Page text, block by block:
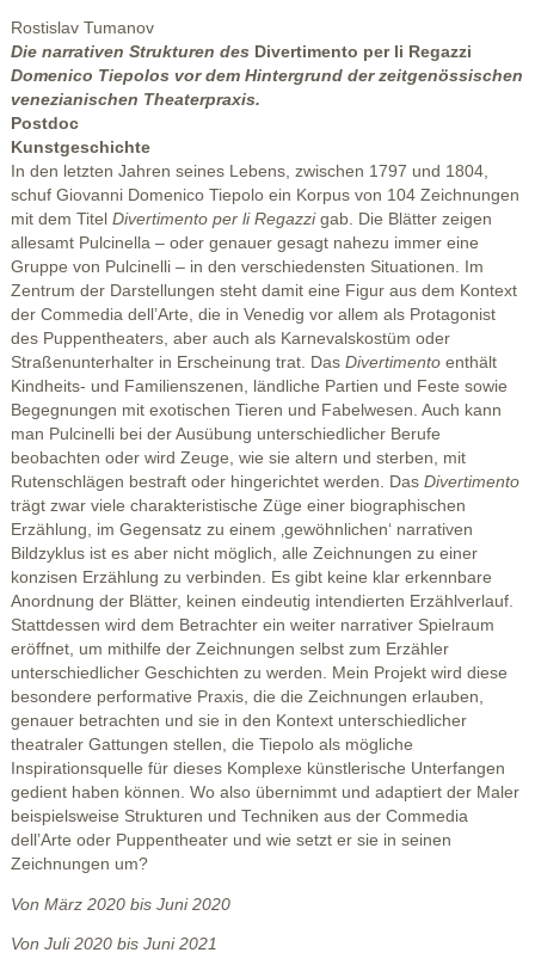
Rostislav Tumanov
Die narrativen Strukturen des Divertimento per li Regazzi
Domenico Tiepolos vor dem Hintergrund der zeitgenössischen
venezianischen Theaterpraxis.
Postdoc
Kunstgeschichte
In den letzten Jahren seines Lebens, zwischen 1797 und 1804,
schuf Giovanni Domenico Tiepolo ein Korpus von 104 Zeichnungen
mit dem Titel Divertimento per li Regazzigab. Die Blätter zeigen
allesamt Pulcinella – oder genauer gesagt nahezu immer eine
Gruppe von Pulcinelli – in den verschiedensten Situationen. Im
Zentrum der Darstellungen steht damit eine Figur aus dem Kontext
der Commedia dell’Arte, die in Venedig vor allem als Protagonist
des Puppentheaters, aber auch als Karnevalskostüm oder
Straßenunterhalter in Erscheinung trat. Das Divertimentoenthält
Kindheits- und Familienszenen, ländliche Partien und Feste sowie
Begegnungen mit exotischen Tieren und Fabelwesen. Auch kann
man Pulcinelli bei der Ausübung unterschiedlicher Berufe
beobachten oder wird Zeuge, wie sie altern und sterben, mit
Rutenschlägen bestraft oder hingerichtet werden. Das Divertimento
trägt zwar viele charakteristische Züge einer biographischen
Erzählung, im Gegensatz zu einem ‚gewöhnlichen‘ narrativen
Bildzyklus ist es aber nicht möglich, alle Zeichnungen zu einer
konzisen Erzählung zu verbinden. Es gibt keine klar erkennbare
Anordnung der Blätter, keinen eindeutig intendierten Erzählverlauf.
Stattdessen wird dem Betrachter ein weiter narrativer Spielraum
eröffnet, um mithilfe der Zeichnungen selbst zum Erzähler
unterschiedlicher Geschichten zu werden. Mein Projekt wird diese
besondere performative Praxis, die die Zeichnungen erlauben,
genauer betrachten und sie in den Kontext unterschiedlicher
theatraler Gattungen stellen, die Tiepolo als mögliche
Inspirationsquelle für dieses Komplexe künstlerische Unterfangen
gedient haben können. Wo also übernimmt und adaptiert der Maler
beispielsweise Strukturen und Techniken aus der Commedia
dell’Arte oder Puppentheater und wie setzt er sie in seinen
Zeichnungen um?
Von März 2020 bis Juni 2020
Von Juli 2020 bis Juni 2021